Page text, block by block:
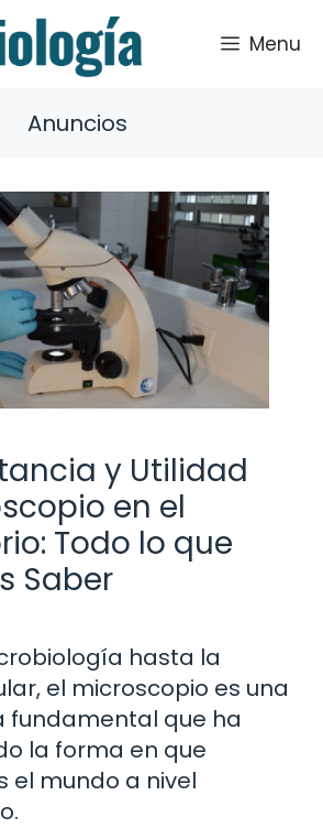
Menu
Anuncios
y Utilidad
en el
Todo lo que
Saber
hasta la
el microscopio es una
fundamental que ha
la forma en que
el mundo a nivel